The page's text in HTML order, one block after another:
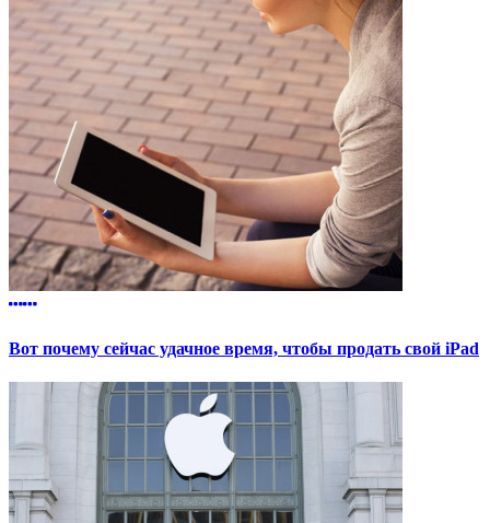
Вот почему сейчас удачное время, чтобы продать свой iPad